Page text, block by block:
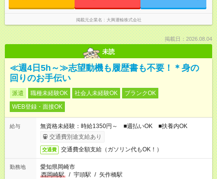
掲載元企業名 大興運輸株式会社
掲載日：2026.08.04
未読
≪週4日5h～≫志望動機も履歴書も不要！＊身の
回りのお手伝い
派遣 職種未経験OK 社会人未経験OK
ブランクOK
WEB登録・面接OK
給与
無資格未経験：時給1350円～ ■週払いOK ■扶養内OK
交通費別途支給あり
交通費 交通費全額支給（ガソリン代もOK！）
勤務地
愛知県岡崎市
西岡崎駅
/ 宇頭駅 / 矢作橋駅